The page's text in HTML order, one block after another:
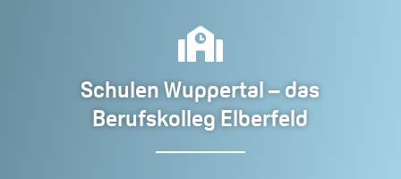

Schulen Wuppertal – das
Berufskolleg Elberfeld